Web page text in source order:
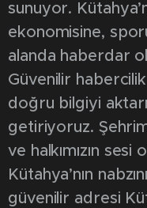
sunuyor.
ekonomisine,
alanda haberdar
Güvenilir habercilik
doğru bilgiyi
getiriyoruz.
ve halkımızın
Kütahya’nın
güvenilir adresi